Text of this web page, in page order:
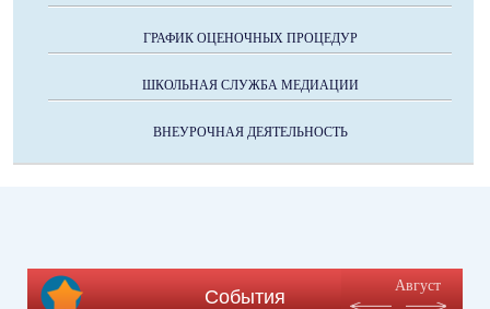
ГРАФИК ОЦЕНОЧНЫХ ПРОЦЕДУР
ШКОЛЬНАЯ СЛУЖБА МЕДИАЦИИ
ВНЕУРОЧНАЯ ДЕЯТЕЛЬНОСТЬ
События
Август